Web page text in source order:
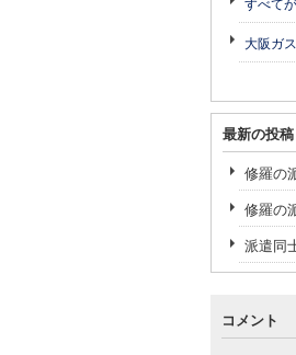
すべて
大阪ガ
最新の投稿
修羅の
修羅の
派遣同
コメント